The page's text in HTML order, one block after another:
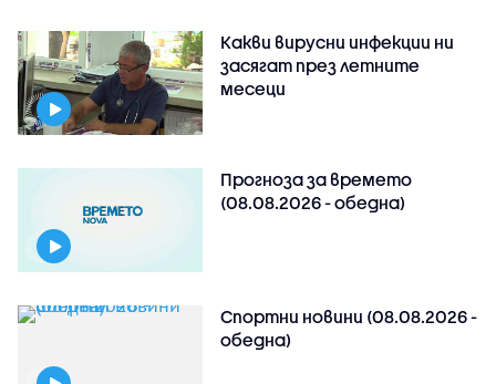
Какви вирусни инфекции ни
засягат през летните
месеци
Прогноза за времето
(08.08.2026 - обедна)
Спортни новини (08.08.2026 -
обедна)